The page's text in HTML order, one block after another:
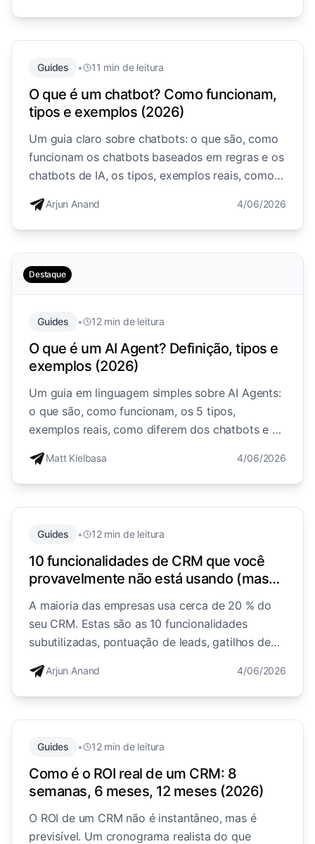
Guides • 11 min de leitura
O que é um chatbot? Como funcionam,
tipos e exemplos (2026)
Um guia claro sobre chatbots: o que são, como
funcionam os chatbots baseados em regras e os
chatbots de IA, os tipos, exemplos reais, como
os utilizam.
Arjun Anand 4/06/2026
Destaque
Guides • 12 min de leitura
O que é um AI Agent? Definição, tipos e
exemplos (2026)
Um guia em linguagem simples sobre AI Agents:
o que são, como funcionam, os 5 tipos,
exemplos reais, como diferem dos chatbots e do
vendas e suporte.
Matt Kielbasa 4/06/2026
Guides • 12 min de leitura
10 funcionalidades de CRM que você
provavelmente não está usando (mas
A maioria das empresas usa cerca de 20 % do
seu CRM. Estas são as 10 funcionalidades
subutilizadas, pontuação de leads, gatilhos de
atribuição, que silenciosamente geram mais
receita quando você realmente as ativa.
Arjun Anand 4/06/2026
Guides • 12 min de leitura
Como é o ROI real de um CRM: 8
semanas, 6 meses, 12 meses (2026)
O ROI de um CRM não é instantâneo, mas é
previsível. Um cronograma realista do que